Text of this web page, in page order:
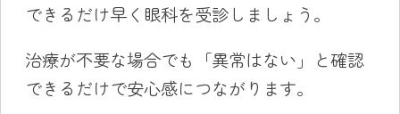
できるだけ早く眼科を受診しましょう。
治療が不要な場合でも「異常はない」と確認
できるだけで安心感につながります。